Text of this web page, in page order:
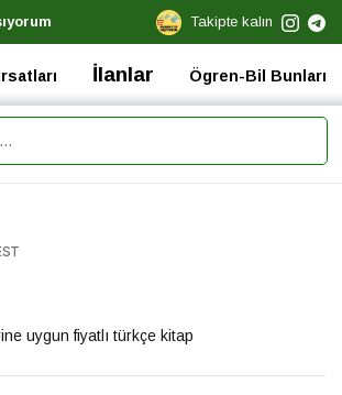
Takipte kalın
İlanlar Ögren-Bil Bunları
uygun fiyatlı türkçe kitap